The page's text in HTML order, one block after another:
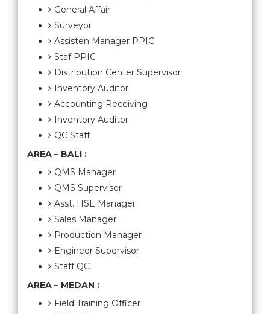
General Affair
Surveyor
Assisten Manager PPIC
Staf PPIC
Distribution Center Supervisor
Inventory Auditor
Accounting Receiving
Inventory Auditor
QC Staff
AREA – BALI :
QMS Manager
QMS Supervisor
Asst. HSE Manager
Sales Manager
Production Manager
Engineer Supervisor
Staff QC
AREA – MEDAN :
Field Training Officer